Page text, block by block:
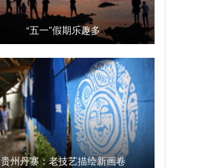
“五一”假期乐趣多
贵州丹寨：老技艺描绘新画卷